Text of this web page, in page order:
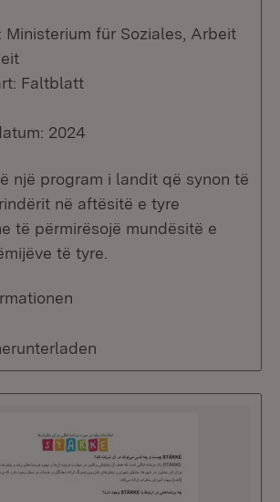
Ministerium für Soziales, Arbeit
Faltblatt
2024
një program i landit që synon të
në aftësitë e tyre
të përmirësojë mundësitë e
të tyre.